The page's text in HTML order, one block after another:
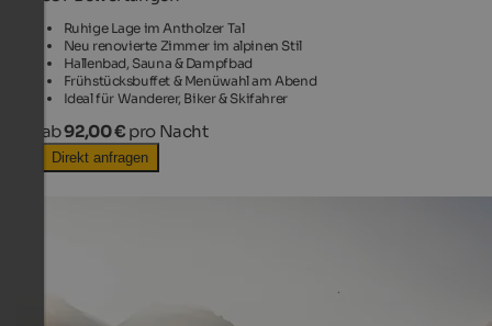
Ruhige Lage im Antholzer Tal
Neu renovierte Zimmer im alpinen Stil
Hallenbad, Sauna & Dampfbad
Frühstücksbuffet & Menüwahl am Abend
Ideal für Wanderer, Biker & Skifahrer
ab92,00 € pro Nacht
Direkt anfragen